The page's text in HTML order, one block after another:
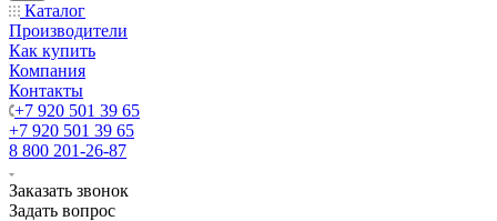
Каталог
Производители
Как купить
Компания
Контакты
+7 920 501 39 65
+7 920 501 39 65
8 800 201-26-87
Заказать звонок
Задать вопрос